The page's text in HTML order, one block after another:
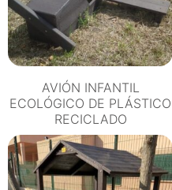
AVIÓN INFANTIL
ECOLÓGICO DE PLÁSTICO
RECICLADO